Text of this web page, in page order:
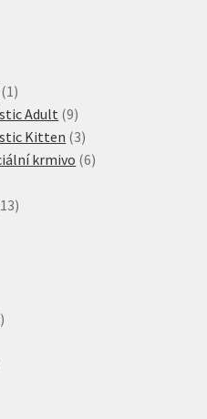
1 1
produkt
Adult 99
produktů
Kitten 33
produkty
krmivo 66
1313
6